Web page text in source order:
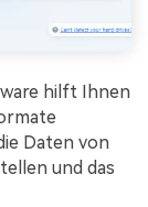
hilft Ihnen
Daten von
und das